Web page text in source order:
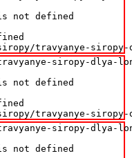
not defined
travyanye-
siropy-dlya-
not defined
travyanye-
siropy-dlya-
not defined